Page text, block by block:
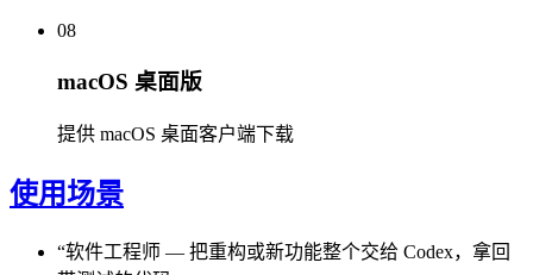
08
macOS 桌面版
提供 macOS 桌面客户端下载
使用场景
“软件工程师 — 把重构或新功能整个交给 Codex，拿回